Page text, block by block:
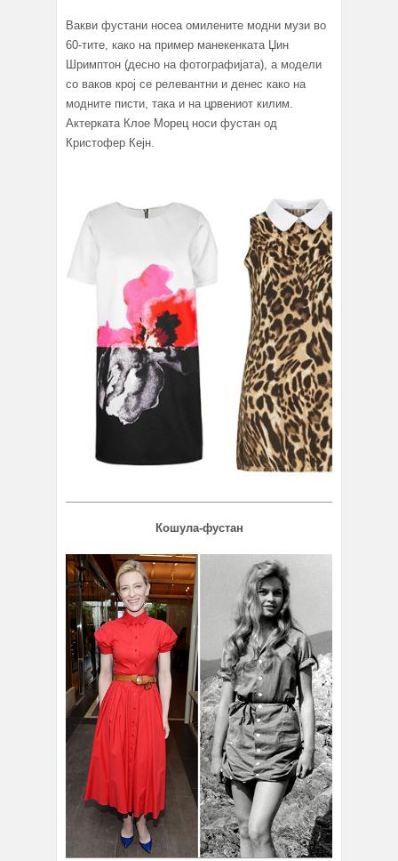
Вакви фустани носеа омилените модни музи во
60-тите, како на пример манекенката Џин
Шримптон (десно на фотографијата), а модели
со ваков крој се релевантни и денес како на
модните писти, така и на црвениот килим.
Актерката Клое Морец носи фустан од
Кристофер Кејн.
Кошула-фустан